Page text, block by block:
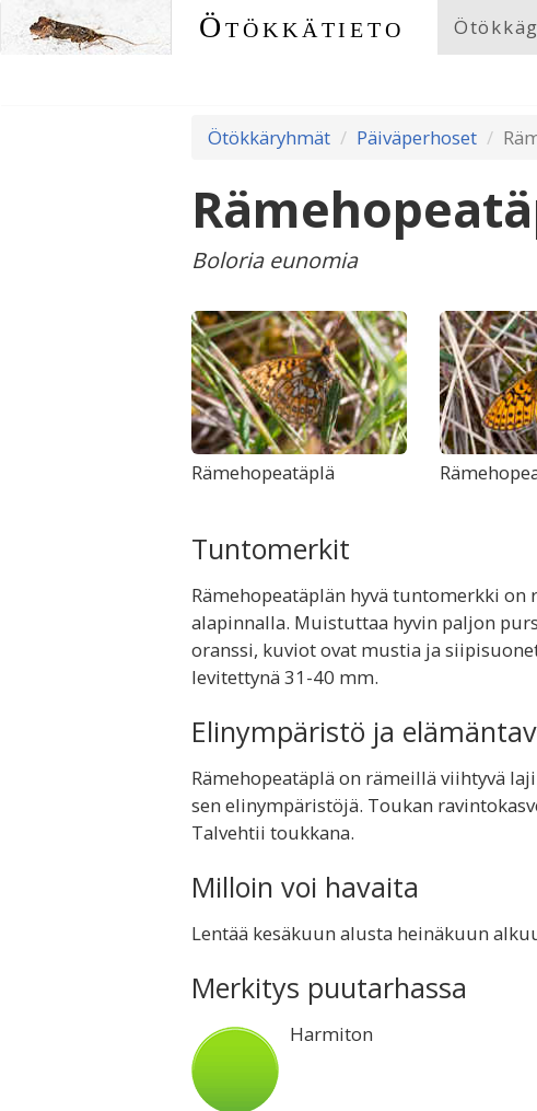
Ötökkätieto
Ötökkäryhmät Päiväperhoset
Boloria eunomia
Rämehopeatäplä
Tuntomerkit
Rämehopeatäplän hyvä tuntomerkki
alapinnalla. Muistuttaa hyvin paljon
oranssi, kuviot ovat mustia ja
levitettynä 31-40 mm.
Elinympäristö ja
Rämehopeatäplä on rämeillä viihtyvä
sen elinympäristöjä. Toukan
Talvehtii toukkana.
Milloin voi havaita
Lentää kesäkuun alusta heinäkuun
Merkitys puutarhassa
Harmiton